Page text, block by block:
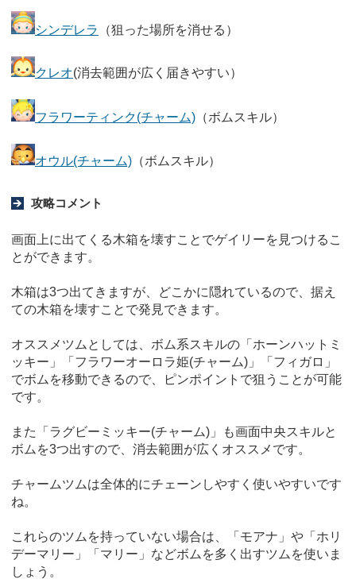
シンデレラ （狙った場所を消せる）
クレオ(消去範囲が広く届きやすい）
フラワーティンク(チャーム) （ボムスキル）
オウル(チャーム) （ボムスキル）
攻略コメント
画面上に出てくる木箱を壊すことでゲイリーを見つけるこ
とができます。
木箱は3つ出てきますが、どこかに隠れているので、据え
ての木箱を壊すことで発見できます。
オススメツムとしては、ボム系スキルの「ホーンハットミ
ッキー」「フラワーオーロラ姫(チャーム)」「フィガロ」
でボムを移動できるので、ピンポイントで狙うことが可能
です。
また「ラグビーミッキー(チャーム)」も画面中央スキルと
ボムを3つ出すので、消去範囲が広くオススメです。
チャームツムは全体的にチェーンしやすく使いやすいです
ね。
これらのツムを持っていない場合は、「モアナ」や「ホリ
デーマリー」「マリー」などボムを多く出すツムを使いま
しょう。